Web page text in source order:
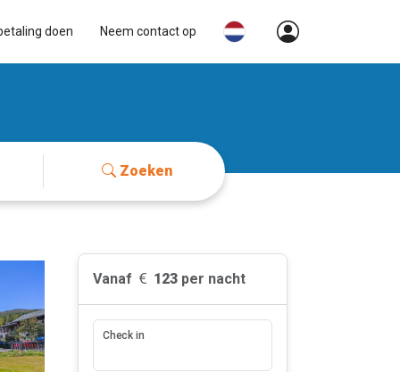
doen Neem contact op
Zoeken
Vanaf 123per nacht
Check in